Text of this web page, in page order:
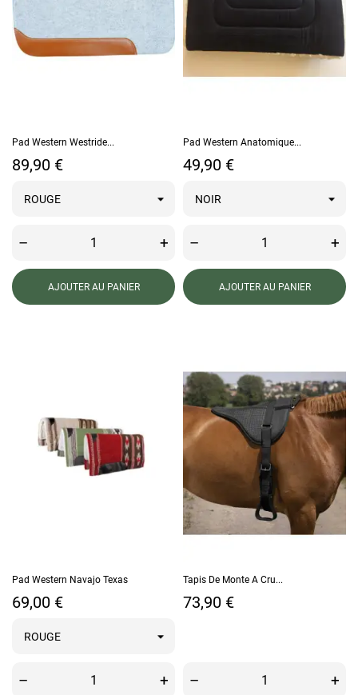
Pad Western Westride...
Prix
89,90 €
– +
AJOUTER AU PANIER
Pad Western Anatomique...
Prix
49,90 €
– +
AJOUTER AU PANIER
Pad Western Navajo Texas
Prix
69,00 €
– +
Tapis De Monte A Cru...
Prix
73,90 €
– +